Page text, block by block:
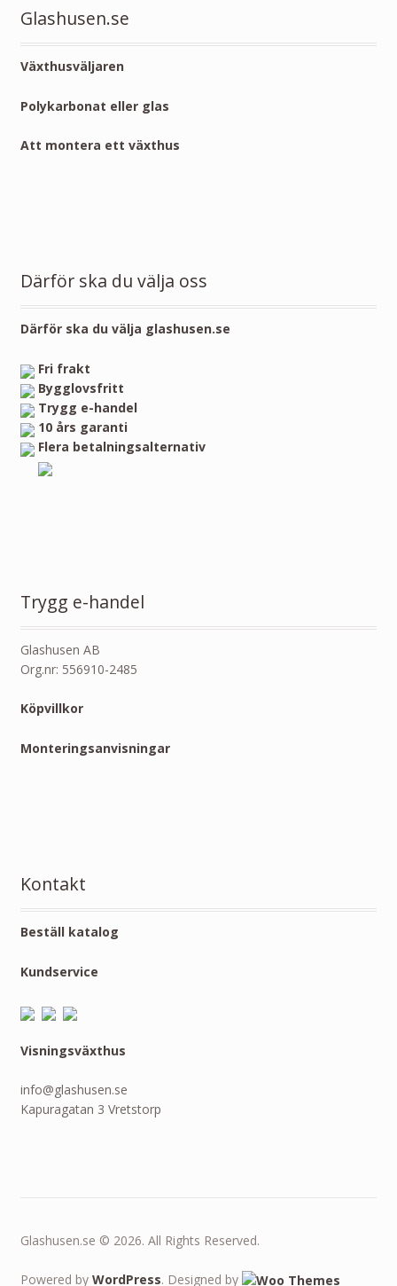
Glashusen.se
Växthusväljaren
Polykarbonat eller glas
Att montera ett växthus
Därför ska du välja oss
Därför ska du välja glashusen.se
Fri frakt
Bygglovsfritt
Trygg e-handel
10 års garanti
Flera betalningsalternativ
Trygg e-handel
Glashusen AB
Org.nr: 556910-2485
Köpvillkor
Monteringsanvisningar
Kontakt
Beställ katalog
Kundservice
Visningsväxthus
info@glashusen.se
Kapuragatan 3 Vretstorp
Glashusen.se © 2026. All Rights Reserved.
Powered by WordPress. Designed by